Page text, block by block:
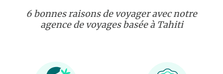
6 bonnes raisons de voyager avec notre
agence de voyages basée à Tahiti